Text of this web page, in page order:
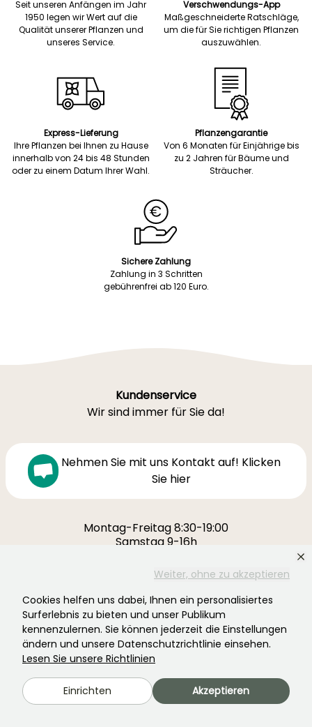
Weiter, ohne zu akzeptieren
Cookies helfen uns dabei, Ihnen ein personalisiertes
Surferlebnis zu bieten und unser Publikum
kennenzulernen. Sie können jederzeit die Einstellungen
ändern und unsere Datenschutzrichtlinie einsehen.
Lesen Sie unsere Richtlinien
Einrichten Akzeptieren
Seit unseren Anfängen im Jahr
1950 legen wir Wert auf die
Qualität unserer Pflanzen und
unseres Service.
Verschwendungs-App
Maßgeschneiderte Ratschläge,
um die für Sie richtigen Pflanzen
auszuwählen.
Express-Lieferung
Ihre Pflanzen bei Ihnen zu Hause
innerhalb von 24 bis 48 Stunden
oder zu einem Datum Ihrer Wahl.
Pflanzengarantie
Von 6 Monaten für Einjährige bis
zu 2 Jahren für Bäume und
Sträucher.
Sichere Zahlung
Zahlung in 3 Schritten
gebührenfrei ab 120 Euro.
Kundenservice
Wir sind immer für Sie da!
Nehmen Sie mit uns Kontakt auf! Klicken
Sie hier
Montag-Freitag 8:30-19:00
Samstag 9-16h
Ferme de la Cœuillerie
59840 Premesques
Frankreich
Kontaktieren Sie uns →
MEHR ALS 3700 ZERTIFIZIERTE BEWERTUNGEN:
IHRE ERFAHRUNG IST UNS WICHTIG